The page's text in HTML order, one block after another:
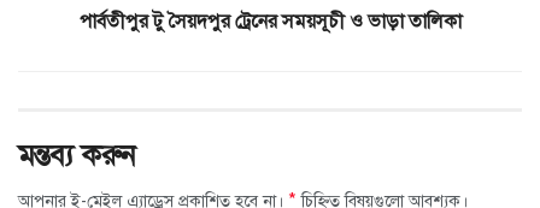
পার্বতীপুর টু সৈয়দপুর ট্রেনের সময়সূচী ও ভাড়া তালিকা
মন্তব্য করুন
আপনার ই-মেইল এ্যাড্রেস প্রকাশিত হবে না। * চিহ্নিত বিষয়গুলো আবশ্যক।